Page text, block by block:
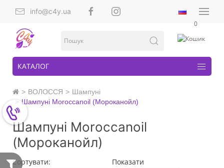
info@c4y.ua
0
КАТАЛОГ
ВОЛОССЯ
Шампуні
Шампуні Moroccanoil (Мороканойл)
Шампуні Moroccanoil
(Мороканойл)
Сортувати: Показати